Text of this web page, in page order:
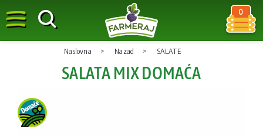
0
Naslovna Nazad SALATE
SALATA MIX DOMAĆA